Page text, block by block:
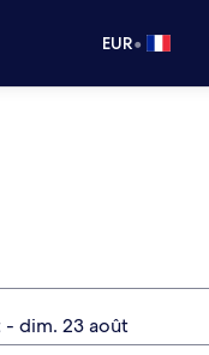
EUR•